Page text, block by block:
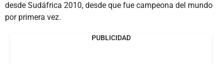
desde Sudáfrica 2010, desde que fue campeona del mundo
por primera vez.
PUBLICIDAD